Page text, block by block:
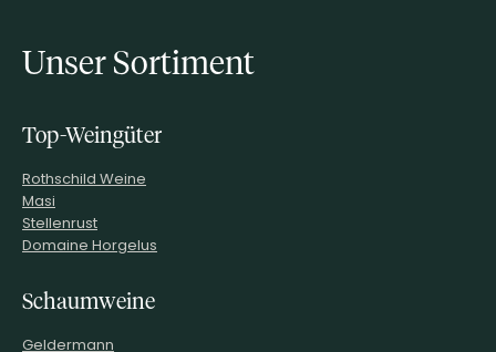
Unser Sortiment
Top-Weingüter
Rothschild Weine
Masi
Stellenrust
Domaine Horgelus
Schaumweine
Geldermann